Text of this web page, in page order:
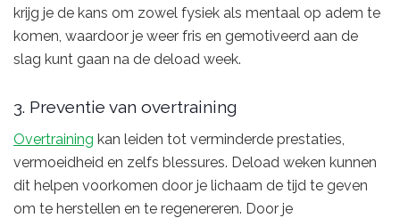
krijg je de kans om zowel fysiek als mentaal op adem te
komen, waardoor je weer fris en gemotiveerd aan de
slag kunt gaan na de deload week.
3. Preventie van overtraining
Overtraining kan leiden tot verminderde prestaties,
vermoeidheid en zelfs blessures. Deload weken kunnen
dit helpen voorkomen door je lichaam de tijd te geven
om te herstellen en te regenereren. Door je